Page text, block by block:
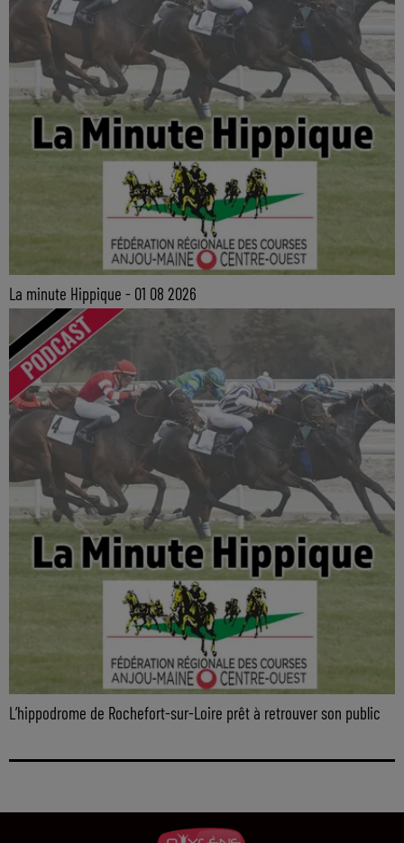
La minute Hippique - 01 08 2026
L’hippodrome de Rochefort-sur-Loire prêt à retrouver son public